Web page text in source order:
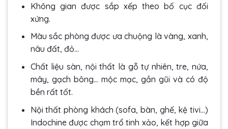
Không gian được sắp xếp theo bố cục đối
xứng.
Màu sắc phòng được ưa chuộng là vàng, xanh,
nâu đất, đỏ…
Chất liệu sàn, nội thất là gỗ tự nhiên, tre, nứa,
mây, gạch bông… mộc mạc, gần gũi và có độ
bền rất tốt.
Nội thất phòng khách (sofa, bàn, ghế, kệ tivi…)
Indochine được chạm trổ tinh xảo, kết hợp giữa